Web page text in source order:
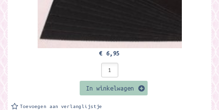
€ 6,95
In winkelwagen
Toevoegen aan verlanglijstje